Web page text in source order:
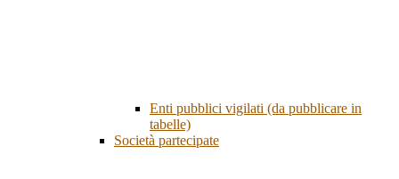
Enti pubblici vigilati (da pubblicare in
tabelle)
Società partecipate